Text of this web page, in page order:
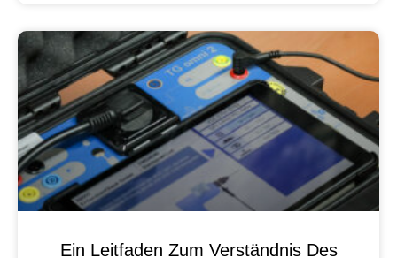
Ein Leitfaden Zum Verständnis Des